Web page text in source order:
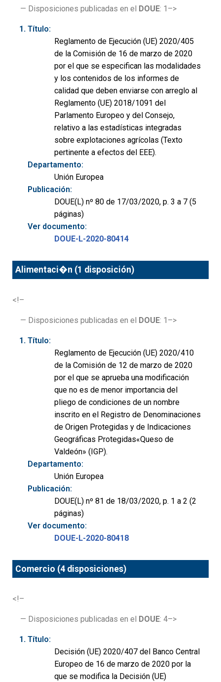
— Disposiciones publicadas en el DOUE: 1–>
Título:
Reglamento de Ejecución (UE) 2020/405
de la Comisión de 16 de marzo de 2020
por el que se especifican las modalidades
y los contenidos de los informes de
calidad que deben enviarse con arreglo al
Reglamento (UE) 2018/1091 del
Parlamento Europeo y del Consejo,
relativo a las estadísticas integradas
sobre explotaciones agrícolas (Texto
pertinente a efectos del EEE).
Departamento:
Unión Europea
Publicación:
DOUE(L) nº 80 de 17/03/2020, p. 3 a 7 (5
páginas)
Ver documento:
DOUE-L-2020-80414
Alimentaci�n (1 disposición)
<!–
— Disposiciones publicadas en el DOUE: 1–>
Título:
Reglamento de Ejecución (UE) 2020/410
de la Comisión de 12 de marzo de 2020
por el que se aprueba una modificación
que no es de menor importancia del
pliego de condiciones de un nombre
inscrito en el Registro de Denominaciones
de Origen Protegidas y de Indicaciones
Geográficas Protegidas«Queso de
Valdeón» (IGP).
Departamento:
Unión Europea
Publicación:
DOUE(L) nº 81 de 18/03/2020, p. 1 a 2 (2
páginas)
Ver documento:
DOUE-L-2020-80418
Comercio (4 disposiciones)
<!–
— Disposiciones publicadas en el DOUE: 4–>
Título:
Decisión (UE) 2020/407 del Banco Central
Europeo de 16 de marzo de 2020 por la
que se modifica la Decisión (UE)